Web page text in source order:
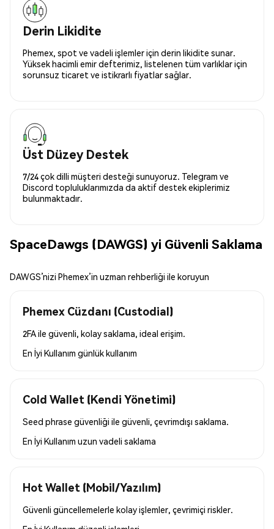
Derin Likidite
Phemex, spot ve vadeli işlemler için derin likidite sunar.
Yüksek hacimli emir defterimiz, listelenen tüm varlıklar için
sorunsuz ticaret ve istikrarlı fiyatlar sağlar.
Üst Düzey Destek
7/24 çok dilli müşteri desteği sunuyoruz. Telegram ve
Discord topluluklarımızda da aktif destek ekiplerimiz
bulunmaktadır.
SpaceDawgs (DAWGS) yi Güvenli Saklama
DAWGS’nizi Phemex’in uzman rehberliği ile koruyun
Phemex Cüzdanı (Custodial)
2FA ile güvenli, kolay saklama, ideal erişim.
En İyi Kullanım günlük kullanım
Cold Wallet (Kendi Yönetimi)
Seed phrase güvenliği ile güvenli, çevrimdışı saklama.
En İyi Kullanım uzun vadeli saklama
Hot Wallet (Mobil/Yazılım)
Güvenli güncellemelerle kolay işlemler, çevrimiçi riskler.